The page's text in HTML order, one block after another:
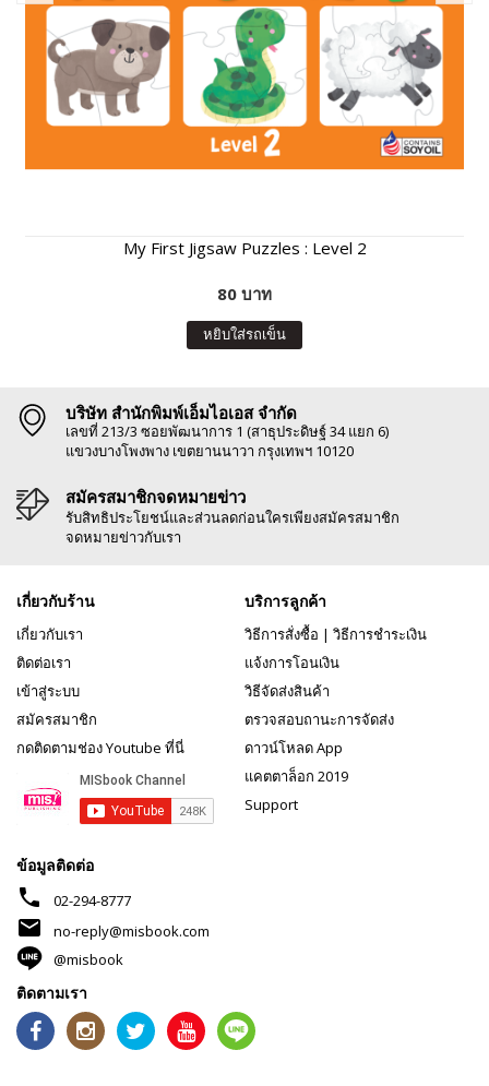
My First Jigsaw Puzzles : Level 2
80 บาท
หยิบใส่รถเข็น
บริษัท สำนักพิมพ์เอ็มไอเอส จำกัด
เลขที่ 213/3 ซอยพัฒนาการ 1 (สาธุประดิษฐ์ 34 แยก 6)
แขวงบางโพงพาง เขตยานนาวา กรุงเทพฯ 10120
สมัครสมาชิกจดหมายข่าว
รับสิทธิประโยชน์และส่วนลดก่อนใครเพียงสมัครสมาชิก
จดหมายข่าวกับเรา
เกี่ยวกับร้าน
เกี่ยวกับเรา
ติดต่อเรา
เข้าสู่ระบบ
สมัครสมาชิก
กดติดตามช่อง Youtube ที่นี่
บริการลูกค้า
วิธีการสั่งซื้อ | วิธีการชำระเงิน
แจ้งการโอนเงิน
วิธีจัดส่งสินค้า
ตรวจสอบถานะการจัดส่ง
ดาวน์โหลด App
แคตตาล็อก 2019
Support
ข้อมูลติดต่อ
phone 02-294-8777
mail
no-reply@misbook.com
@misbook
ติดตามเรา